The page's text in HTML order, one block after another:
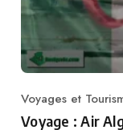
Category
Voyages et
Voyage : Air